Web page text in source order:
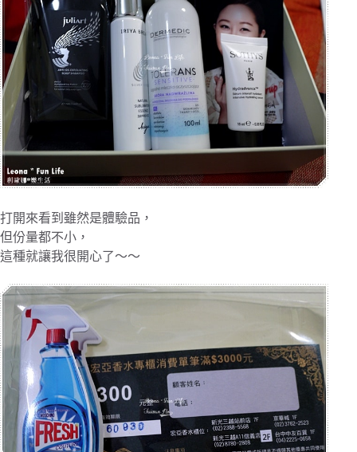
打開來看到雖然是體驗品，
但份量都不小，
這種就讓我很開心了～～